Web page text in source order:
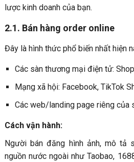
lược kinh doanh của bạn.
2.1. Bán hàng order online
Đây là hình thức phổ biến nhất hiện
Các sàn thương mại điện tử:
Mạng xã hội: Facebook, TikTok
Các web/landing page riêng của
Cách vận hành:
Người bán đăng hình ảnh, mô tả
nguồn nước ngoài như Taobao,